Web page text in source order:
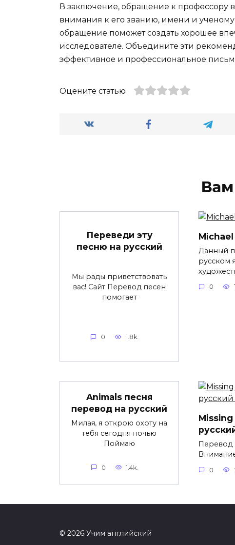
В заключение, обращение к профессору
внимания к его званию, имени и
обращение поможет создать хорошее
исследователе. Объедините эти
эффективное и профессиональное
Оцените статью
Переведи эту
песню на русский
Мы рады приветствовать
вас! Сайт Перевод песен
помогает
0 1.8k.
Данный
русском
0
Animals песня
перевод на русский
Милая, я открою охоту на
тебя сегодня ночью
Поймаю
0 1.4k.
Перевод
0
© 2026 Учим английский